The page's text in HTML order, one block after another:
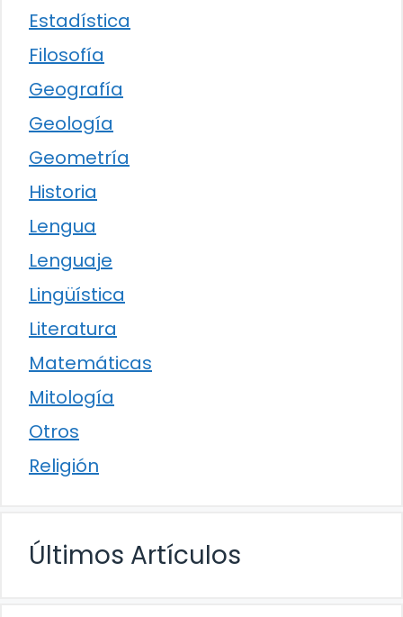
Estadística
Filosofía
Geografía
Geología
Geometría
Historia
Lengua
Lenguaje
Lingüística
Literatura
Matemáticas
Mitología
Otros
Religión
Últimos Artículos